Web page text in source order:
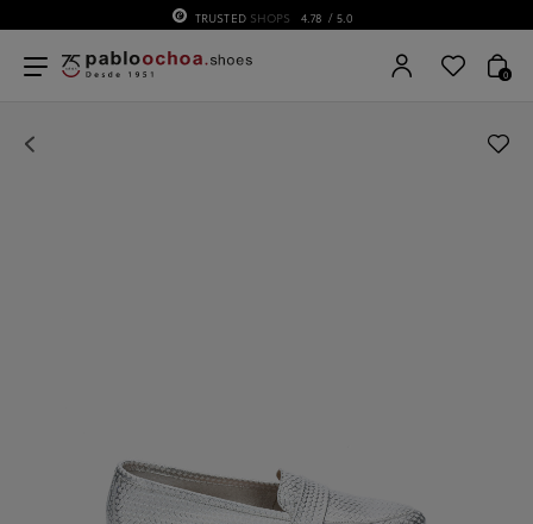
TRUSTED SHOPS 4.78 / 5.0
0